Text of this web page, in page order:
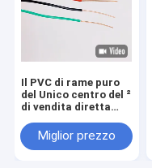
Il PVC di rame puro
del Unico centro del ²
di vendita diretta
della fabbrica ha
isolato il cavo
Miglior prezzo